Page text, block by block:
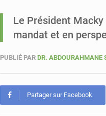
Le Président
mandat et en
PUBLIÉ PAR DR. ABDOURAHMANE
Partager sur Facebook